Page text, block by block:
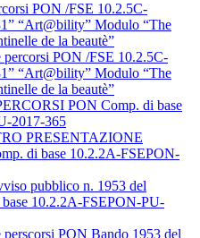
PON /FSE 10.2.5C-
“Art@bility” Modulo “The
de la beautè”
percorsi PON /FSE 10.2.5C-
“Art@bility” Modulo “The
de la beautè”
PON Comp. di base
2017-365
PRESENTAZIONE
di base 10.2.2A-FSEPON-
pubblico n. 1953 del
10.2.2A-FSEPON-PU-
PON Bando 1953 del